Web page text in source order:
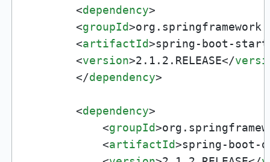
<dependency>
<groupId>
<artifactId>spring-boot-
<version>2.1.2.RELEASE</
</dependency>
<dependency>
<groupId>
<artifactId>spring-boot-